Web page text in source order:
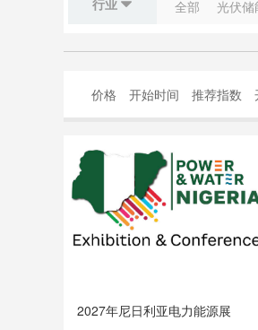
行业 全部 光伏储
价格 开始时间 推荐指数
2027年尼日利亚电力能源展